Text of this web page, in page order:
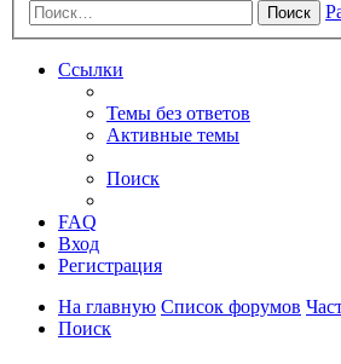
Поиск
Ссылки
Темы без ответов
Активные темы
Поиск
FAQ
Вход
Регистрация
На главную Список форумов
Поиск